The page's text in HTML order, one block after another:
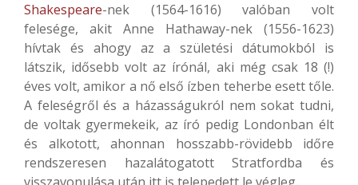
Shakespeare-nek (1564-1616) valóban volt
felesége, akit Anne Hathaway-nek (1556-1623)
hívtak és ahogy az a születési dátumokból is
látszik, idősebb volt az írónál, aki még csak 18 (!)
éves volt, amikor a nő első ízben teherbe esett tőle.
A feleségről és a házasságukról nem sokat tudni,
de voltak gyermekeik, az író pedig Londonban élt
és alkotott, ahonnan hosszabb-rövidebb időre
rendszeresen hazalátogatott Stratfordba és